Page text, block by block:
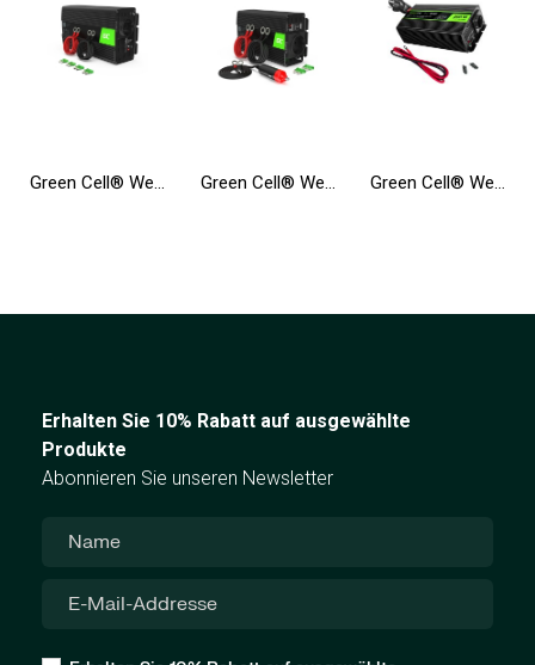
Green Cell® Wechselrichter Spannungswandler 12V auf 230V 1000W/2000W Green Cell® Wechselrichter Spannungswandler 24V auf 230V 500W/1000W Reiner sinus Green Cell® Wechselrichter Spannungswandler 12V auf 230V Reiner sinus 300W/600W USV für Öfen und Zentralheizungspumpen
Erhalten Sie 10% Rabatt auf ausgewählte
Produkte
Abonnieren Sie unseren Newsletter